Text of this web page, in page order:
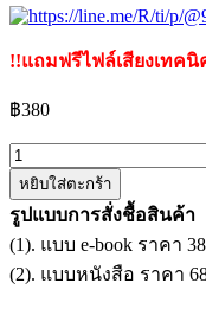
!!แถมฟรีไฟล์เสียงเทค
฿380
จำนวน
แนว
ข้อสอบ
นัก
วิชาการ
หยิบใส่ตะกร้า
รูปแบบการสั่งชื้อสินค้า
(1). แบบ e-book ราคา
(2). แบบหนังสือ ราคา